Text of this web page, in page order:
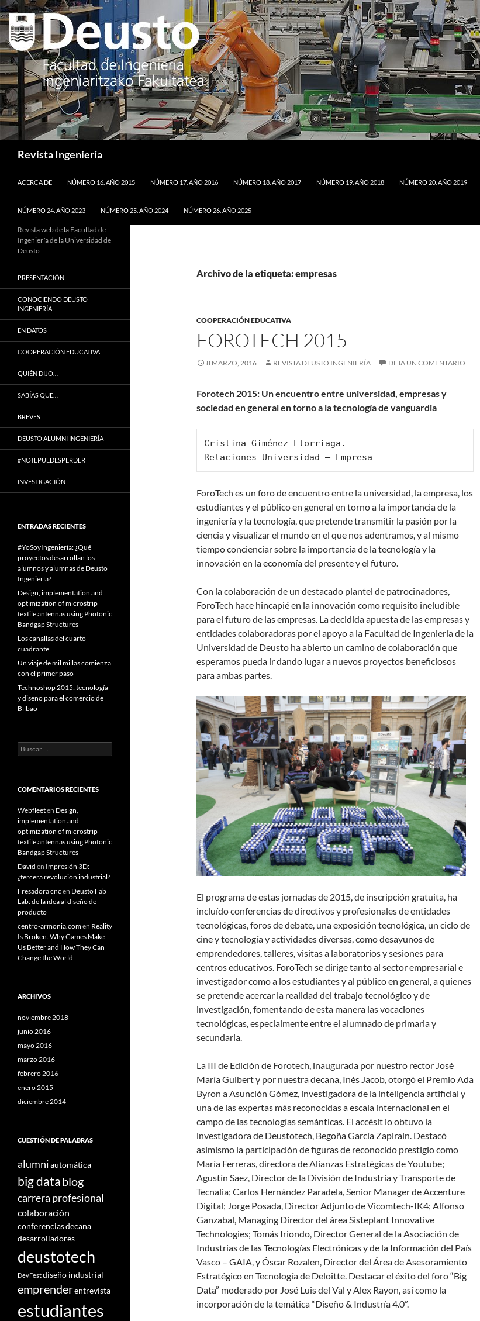
Saltar
al
contenido
Revista Ingeniería
ACERCA DE NÚMERO 16. AÑO 2015 NÚMERO 17. AÑO 2016 NÚMERO 18. AÑO 2017 NÚMERO 19. AÑO 2018 NÚMERO 20. AÑO 2019
NÚMERO 24. AÑO 2023 NÚMERO 25. AÑO 2024 NÚMERO 26. AÑO 2025
Archivo de la etiqueta: empresas
COOPERACIÓN EDUCATIVA
FOROTECH 2015
8 MARZO, 2016 REVISTA DEUSTO INGENIERÍA DEJA UN COMENTARIO
Forotech 2015: Un encuentro entre universidad, empresas y
sociedad en general en torno a la tecnología de vanguardia
Cristina Giménez Elorriaga.
Relaciones Universidad – Empresa
ForoTech es un foro de encuentro entre la universidad, la empresa, los
estudiantes y el público en general en torno a la importancia de la
ingeniería y la tecnología, que pretende transmitir la pasión por la
ciencia y visualizar el mundo en el que nos adentramos, y al mismo
tiempo concienciar sobre la importancia de la tecnología y la
innovación en la economía del presente y el futuro.
Con la colaboración de un destacado plantel de patrocinadores,
ForoTech hace hincapié en la innovación como requisito ineludible
para el futuro de las empresas. La decidida apuesta de las empresas y
entidades colaboradoras por el apoyo a la Facultad de Ingeniería de la
Universidad de Deusto ha abierto un camino de colaboración que
esperamos pueda ir dando lugar a nuevos proyectos beneficiosos
para ambas partes.
El programa de estas jornadas de 2015, de inscripción gratuita, ha
incluído conferencias de directivos y profesionales de entidades
tecnológicas, foros de debate, una exposición tecnológica, un ciclo de
cine y tecnología y actividades diversas, como desayunos de
emprendedores, talleres, visitas a laboratorios y sesiones para
centros educativos. ForoTech se dirige tanto al sector empresarial e
investigador como a los estudiantes y al público en general, a quienes
se pretende acercar la realidad del trabajo tecnológico y de
investigación, fomentando de esta manera las vocaciones
tecnológicas, especialmente entre el alumnado de primaria y
secundaria.
La III de Edición de Forotech, inaugurada por nuestro rector José
María Guibert y por nuestra decana, Inés Jacob, otorgó el Premio Ada
Byron a Asunción Gómez, investigadora de la inteligencia artificial y
una de las expertas más reconocidas a escala internacional en el
campo de las tecnologías semánticas. El accésit lo obtuvo la
investigadora de Deustotech, Begoña García Zapirain. Destacó
asimismo la participación de figuras de reconocido prestigio como
María Ferreras, directora de Alianzas Estratégicas de Youtube;
Agustín Saez, Director de la División de Industria y Transporte de
Tecnalia; Carlos Hernández Paradela, Senior Manager de Accenture
Digital; Jorge Posada, Director Adjunto de Vicomtech-IK4; Alfonso
Ganzabal, Managing Director del área Sisteplant Innovative
Technologies; Tomás Iriondo, Director General de la Asociación de
Industrias de las Tecnologías Electrónicas y de la Información del País
Vasco – GAIA, y Óscar Rozalen, Director del Área de Asesoramiento
Estratégico en Tecnología de Deloitte. Destacar el éxito del foro “Big
Data” moderado por José Luis del Val y Alex Rayon, así como la
incorporación de la temática “Diseño & Industría 4.0”.
Revista web de la Facultad de
Ingeniería de la Universidad de
Deusto
PRESENTACIÓN
CONOCIENDO DEUSTO
INGENIERÍA
EN DATOS
COOPERACIÓN EDUCATIVA
QUIÉN DIJO…
SABÍAS QUE…
BREVES
DEUSTO ALUMNI INGENIERÍA
#NOTEPUEDESPERDER
INVESTIGACIÓN
ENTRADAS RECIENTES
#YoSoyIngeniería: ¿Qué
proyectos desarrollan los
alumnos y alumnas de Deusto
Ingeniería?
Design, implementation and
optimization of microstrip
textile antennas using Photonic
Bandgap Structures
Los canallas del cuarto
cuadrante
Un viaje de mil millas comienza
con el primer paso
Technoshop 2015: tecnología
y diseño para el comercio de
Bilbao
Buscar:
COMENTARIOS RECIENTES
Webfleeten Design,
implementation and
optimization of microstrip
textile antennas using Photonic
Bandgap Structures
David en Impresión 3D:
¿tercera revolución industrial?
Fresadora cnc en Deusto Fab
Lab: de la idea al diseño de
producto
centro-armonia.comen Reality
Is Broken. Why Games Make
Us Better and How They Can
Change the World
ARCHIVOS
noviembre 2018
junio 2016
mayo 2016
marzo 2016
febrero 2016
enero 2015
diciembre 2014
CUESTIÓN DE PALABRAS
alumniautomática
big datablog
carrera profesional
colaboración
conferenciasdecana
desarrolladores
deustotech
DevFestdiseño industrial
emprenderentrevista
estudiantes